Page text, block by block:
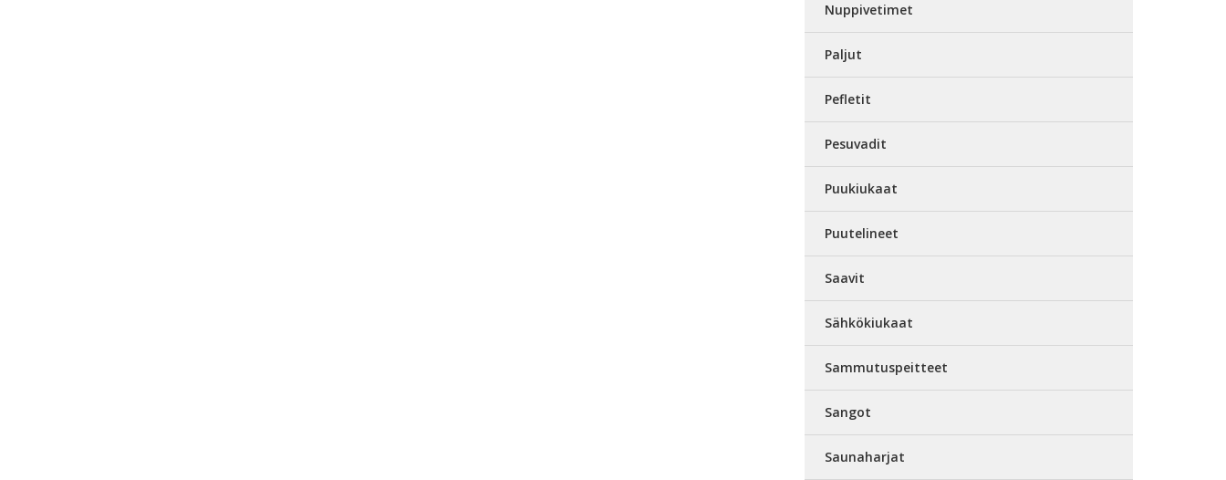
Nuppivetimet
Paljut
Pefletit
Pesuvadit
Puukiukaat
Puutelineet
Saavit
Sähkökiukaat
Sammutuspeitteet
Sangot
Saunaharjat